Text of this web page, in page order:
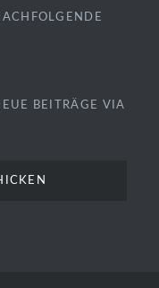
BEITRÄGE VIA